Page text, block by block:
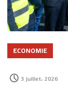
ECONOMIE
3 juillet، 2026